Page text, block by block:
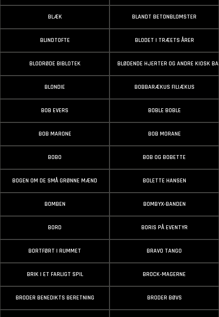
BLÆK BLANDT BETONBLOMSTER
BLINDTOFTE BLODET I TRÆETS ÅRER
BLODRØDE BIBLOTEK BLØDENDE HJERTER OG ANDRE KIOSK
BLONDIE BOBBARÆKUS FILIÆKUS
BOB EVERS BOBLE BOBLE
BOB MARONE BOB MORANE
BOBO BOB OG BOBETTE
BOGEN OM DE SMÅ GRØNNE MÆND BOLETTE HANSEN
BOMBEN BOMBYX-BANDEN
BORD BORIS PÅ EVENTYR
BORTFØRT I RUMMET BRAVO TANGO
BRIK I ET FARLIGT SPIL BROCK-MAGERNE
BRODER BENEDIKTS BERETNING BRODER BØVS